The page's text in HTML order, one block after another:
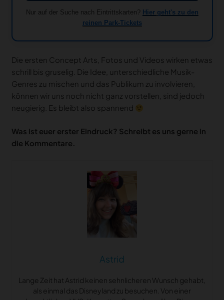
Nur auf der Suche nach Eintrittskarten? Hier geht's zu den
reinen Park-Tickets
Die ersten Concept Arts, Fotos und Videos wirken etwas
schrill bis gruselig. Die Idee, unterschiedliche Musik-
Genres zu mischen und das Publikum zu involvieren,
können wir uns noch nicht ganz vorstellen, sind jedoch
neugierig. Es bleibt also spannend
Was ist euer erster Eindruck? Schreibt es uns gerne in
die Kommentare.
Astrid
Lange Zeit hat Astrid keinen sehnlicheren Wunsch gehabt,
als einmal das Disneyland zu besuchen. Von einer